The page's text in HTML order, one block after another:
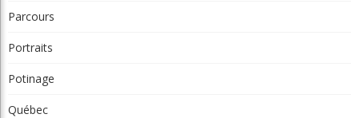
Parcours
Portraits
Potinage
Québec